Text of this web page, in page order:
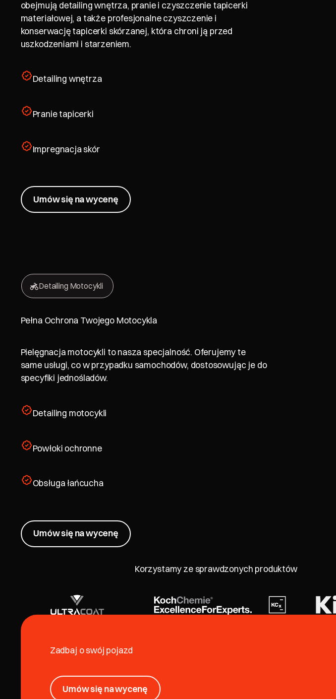
obejmują detailing wnętrza, pranie i czyszczenie tapicerki
materiałowej, a także profesjonalne czyszczenie i
konserwację tapicerki skórzanej, która chroni ją przed
uszkodzeniami i starzeniem.
Detailing wnętrza
Pranie tapicerki
Impregnacja skór
Umów się na wycenę
Umów się na wycenę
Detailing Motocykli
Pełna Ochrona Twojego Motocykla
Pielęgnacja motocykli to nasza specjalność. Oferujemy te
same usługi, co w przypadku samochodów, dostosowując je do
specyfiki jednośladów.
Detailing motocykli
Powłoki ochronne
Obsługa łańcucha
Umów się na wycenę
Umów się na wycenę
Korzystamy ze sprawdzonych produktów
Zadbaj o swój pojazd
Umów się na wycenę
Umów się na wycenę